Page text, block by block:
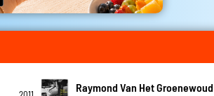
Raymond Van Het Groenewoud